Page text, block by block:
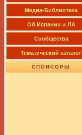
Медиа-Библиотека
Об Испании и ЛА
Сообщества
Тематический каталог
СПОНСОРЫ